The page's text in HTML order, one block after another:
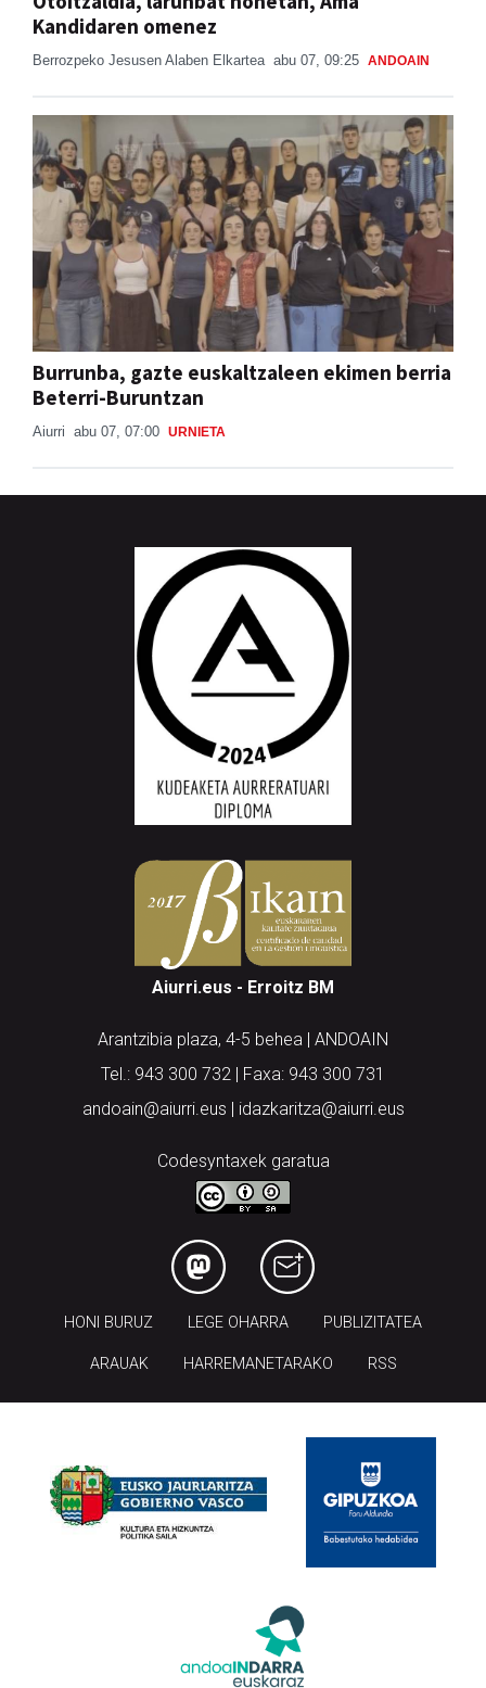
Kandidaren omenez
Berrozpeko Jesusen Alaben Elkartea abu 07, 09:25 ANDOAIN
Burrunba, gazte euskaltzaleen ekimen berria
Beterri-Buruntzan
Aiurri abu 07, 07:00 URNIETA
Aiurri.eus - Erroitz BM
Arantzibia plaza, 4-5 behea | ANDOAIN
Tel.: 943 300 732 | Faxa: 943 300 731
andoain@aiurri.eus | idazkaritza@aiurri.eus
Codesyntaxek garatua
HONI BURUZ LEGE OHARRA PUBLIZITATEA
ARAUAK HARREMANETARAKO RSS